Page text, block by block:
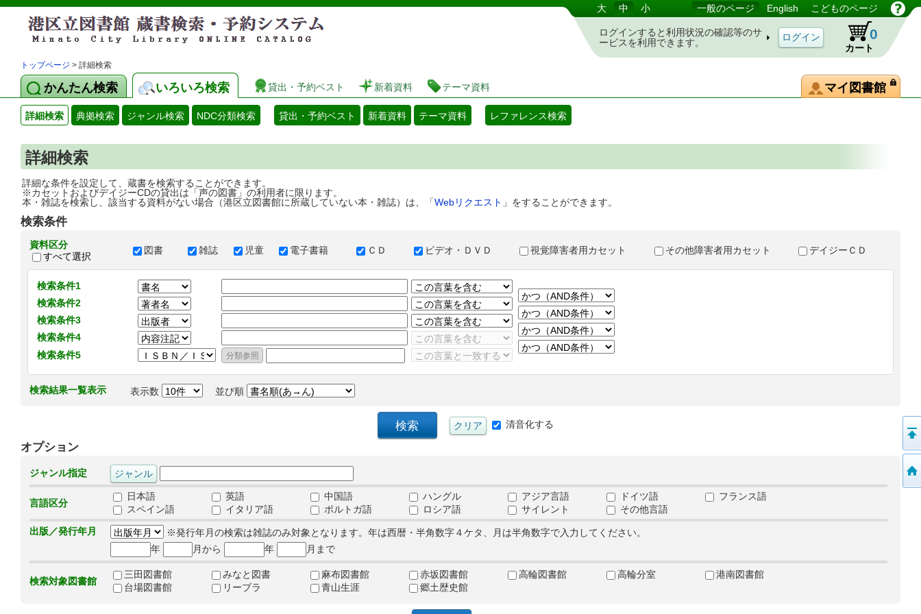
港区立図書館 蔵書検索・予約システム 大 中 小 一般のページ English こどものページ
ログインすると利用状況の確認等のサ
ービスを利用できます。
カート
0
トップページ > 詳細検索
かんたん検索 いろいろ検索 貸出・予約ベスト 新着資料 テーマ資料 マイ図書館
詳細検索 典拠検索 ジャンル検索 NDC分類検索 貸出・予約ベスト 新着資料 テーマ資料 レファレンス検索
詳細検索
詳細な条件を設定して、蔵書を検索することができます。
※カセットおよびデイジーCDの貸出は「声の図書」の利用者に限ります。
本・雑誌を検索し、該当する資料がない場合（港区立図書館に所蔵していない本・雑誌）は、「Webリクエスト 」をすることができます。
検索条件
資料区分
すべて選択
図書 雑誌 児童 電子書籍 ＣＤ ビデオ・ＤＶＤ 視覚障害者用カセット その他障害者用カセット デイジーＣＤ
検索条件1
検索条件2
検索条件3
検索条件4
検索条件5
検索結果一覧表示 表示数 並び順
清音化する
オプション
ジャンル指定
言語区分
日本語 英語 中国語 ハングル アジア言語 ドイツ語
フランス語
スペイン語
イタリア語 ポルトガ語 ロシア語 サイレント
その他言語
出版／発行年月
※発行年月の検索は雑誌のみ対象となります。年は西暦・半角数字４ケタ、月は半角数字で入力してください。
年
月から 年 月まで
検索対象図書館
三田図書館 みなと図書 麻布図書館 赤坂図書館 高輪図書館 高輪分室
港南図書館
台場図書館
リーブラ 青山生涯 郷土歴史館